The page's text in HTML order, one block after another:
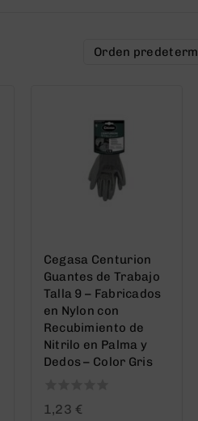
Cegasa Centurion
Guantes de Trabajo
Talla 9 – Fabricados
en Nylon con
Recubimiento de
Nitrilo en Palma y
Dedos – Color Gris
0
1,23 €